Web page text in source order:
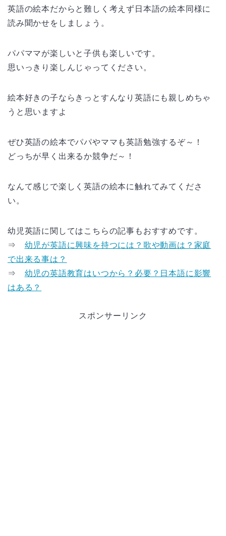
英語の絵本だからと難しく考えず日本語の絵本同様に
読み聞かせをしましょう。
パパママが楽しいと子供も楽しいです。
思いっきり楽しんじゃってください。
絵本好きの子ならきっとすんなり英語にも親しめちゃ
うと思いますよ
ぜひ英語の絵本でパパやママも英語勉強するぞ～！
どっちが早く出来るか競争だ～！
なんて感じで楽しく英語の絵本に触れてみてくださ
い。
幼児英語に関してはこちらの記事もおすすめです。
⇒ 幼児が英語に興味を持つには？歌や動画は？家庭
で出来る事は？
⇒ 幼児の英語教育はいつから？必要？日本語に影響
はある？
スポンサーリンク